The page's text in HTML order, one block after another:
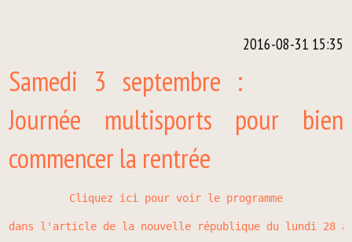
2016-08-31 15:35
Samedi 3 septembre :
Journée multisports pour bien
commencer la rentrée
Cliquez ici pour voir le programme
dans l'article de la nouvelle république du lundi 28